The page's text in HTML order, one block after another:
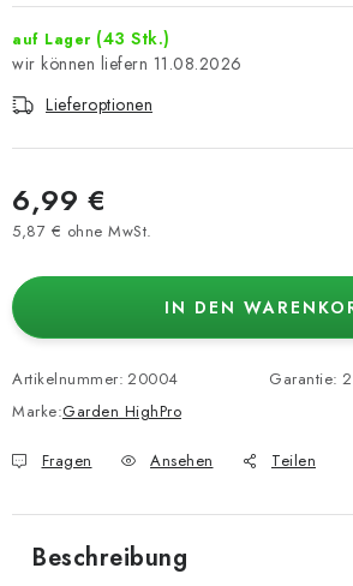
auf Lager (43 Stk.)
11.08.2026
Lieferoptionen
6,99 €
5,87 € ohne MwSt.
IN DEN
Artikelnummer: 20004
Marke:Garden HighPro
Garantie:
Fragen Ansehen Teilen
Beschreibung